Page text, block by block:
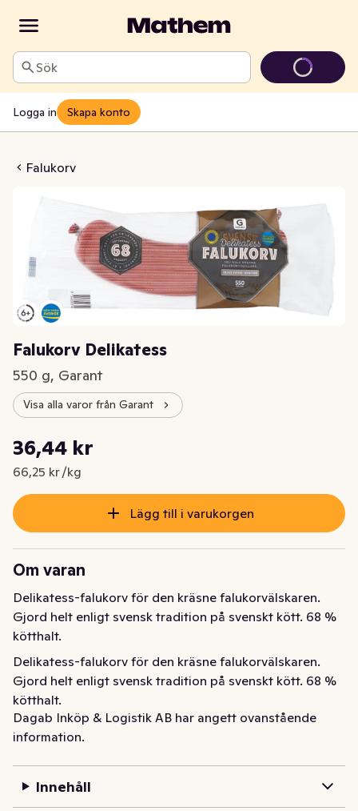
Sök
Logga in Skapa konto
Falukorv
Delikatess
Falukorv Delikatess
550 g, Garant
Visa alla varor från Garant
Nuvarande pris är: 36,44 kr
36,44 kr
66,25 kr /kg
Styckpris: 66,25 kr /kg
Lägg till i varukorgen
Om varan
Delikatess-falukorv för den kräsne falukorvälskaren.
Gjord helt enligt svensk tradition på svenskt kött. 68 %
kötthalt.
Delikatess-falukorv för den kräsne falukorvälskaren.
Gjord helt enligt svensk tradition på svenskt kött. 68 %
kötthalt.
Dagab Inköp & Logistik AB har angett ovanstående
information.
Innehåll